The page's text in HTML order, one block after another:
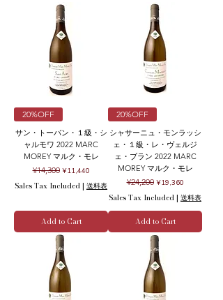
20%OFF
サン・トーバン・１級・シ
ャルモワ 2022 MARC
MOREY マルク・モレ
Regular Price
¥14,300 Sale Price
¥11,440
Sales Tax Included | 送料表
Add to Cart
20%OFF
シャサーニュ・モンラッシ
ェ・１級・レ・ヴェルジ
ェ・ブラン 2022 MARC
MOREY マルク・モレ
Regular Price
¥24,200 Sale Price
¥19,360
Sales Tax Included | 送料表
Add to Cart